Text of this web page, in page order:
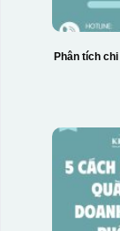
Phân tích